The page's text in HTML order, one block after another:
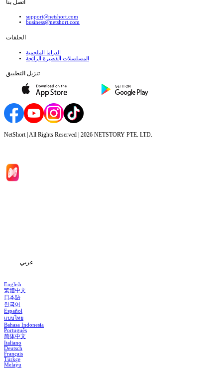
اتصل بنا
support@netshort.com
business@netshort.com
الحلقات
الدراما الملحمية
المسلسلات القصيرة الرائجة
تنزيل التطبيق
NetShort | All Rights Reserved | 2026 NETSTORY PTE. LTD.
عربي
English
繁體中文
日本語
한국어
Español
แบบไทย
Bahasa Indonesia
Português
简体中文
Italiano
Deutsch
Français
Türkçe
Melayu